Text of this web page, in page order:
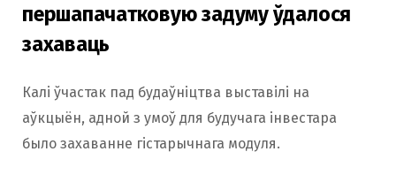
першапачатковую задуму ўдалося
захаваць
Калі ўчастак пад будаўніцтва выставілі на
аўкцыён, адной з умоў для будучага інвестара
было захаванне гістарычнага модуля.